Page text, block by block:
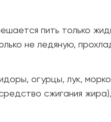
пить только
не ледяную,
огурцы, лук,
сжигания